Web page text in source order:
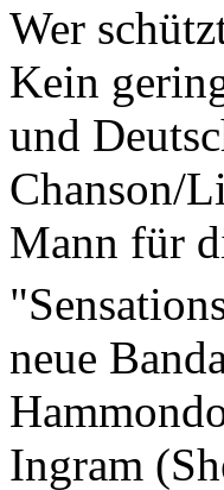
Wer
Kein
und
Chanson/
Mann für
neue
Ingram